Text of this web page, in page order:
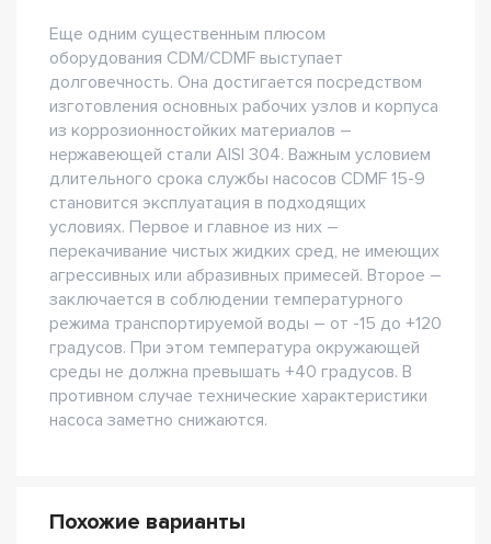
Еще одним существенным плюсом
оборудования CDM/CDMF выступает
долговечность. Она достигается посредством
изготовления основных рабочих узлов и корпуса
из коррозионностойких материалов –
нержавеющей стали AISI 304. Важным условием
длительного срока службы насосов CDMF 15-9
становится эксплуатация в подходящих
условиях. Первое и главное из них –
перекачивание чистых жидких сред, не имеющих
агрессивных или абразивных примесей. Второе –
заключается в соблюдении температурного
режима транспортируемой воды – от -15 до +120
градусов. При этом температура окружающей
среды не должна превышать +40 градусов. В
противном случае технические характеристики
насоса заметно снижаются.
Похожие варианты